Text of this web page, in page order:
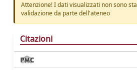
Attenzione! I dati visualizzati non sono
validazione da parte dell'ateneo
Citazioni